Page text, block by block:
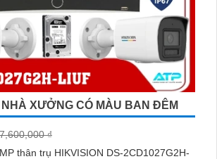
NHÀ XƯỞNG CÓ MÀU BAN ĐÊM
7,600,000 ₫
thân trụ HIKVISION DS-2CD1027G2H-